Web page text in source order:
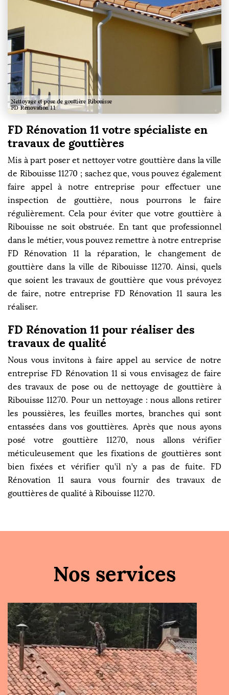
FD Rénovation 11 votre spécialiste en
travaux de gouttières
Mis à part poser et nettoyer votre gouttière dans la ville
de Ribouisse 11270 ; sachez que, vous pouvez également
faire appel à notre entreprise pour effectuer une
inspection de gouttière, nous pourrons le faire
régulièrement. Cela pour éviter que votre gouttière à
Ribouisse ne soit obstruée. En tant que professionnel
dans le métier, vous pouvez remettre à notre entreprise
FD Rénovation 11 la réparation, le changement de
gouttière dans la ville de Ribouisse 11270. Ainsi, quels
que soient les travaux de gouttière que vous prévoyez
de faire, notre entreprise FD Rénovation 11 saura les
réaliser.
FD Rénovation 11 pour réaliser des
travaux de qualité
Nous vous invitons à faire appel au service de notre
entreprise FD Rénovation 11 si vous envisagez de faire
des travaux de pose ou de nettoyage de gouttière à
Ribouisse 11270. Pour un nettoyage : nous allons retirer
les poussières, les feuilles mortes, branches qui sont
entassées dans vos gouttières. Après que nous ayons
posé votre gouttière 11270, nous allons vérifier
méticuleusement que les fixations de gouttières sont
bien fixées et vérifier qu’il n’y a pas de fuite. FD
Rénovation 11 saura vous fournir des travaux de
gouttières de qualité à Ribouisse 11270.
Nos services